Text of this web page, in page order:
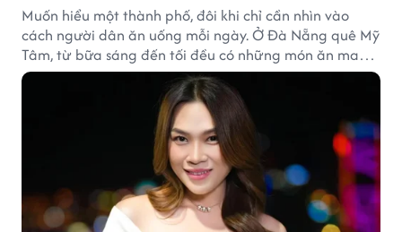
Muốn hiểu một thành phố, đôi khi chỉ cần nhìn vào
cách người dân ăn uống mỗi ngày. Ở Đà Nẵng quê Mỹ
Tâm, từ bữa sáng đến tối đều có những món ăn mang
đậm dấu ấn miền Trung.